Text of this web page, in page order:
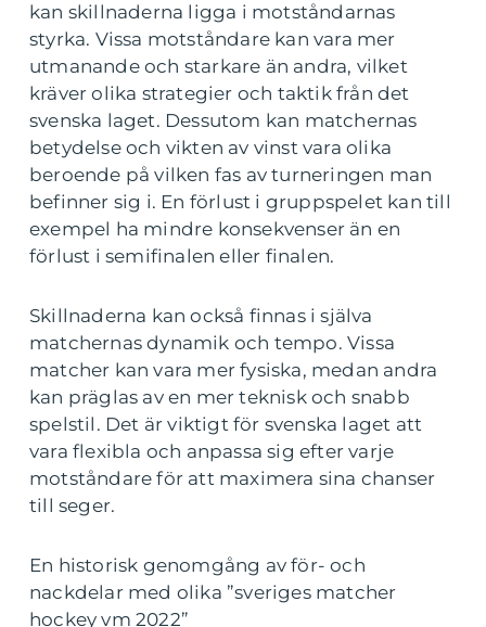
kan skillnaderna ligga i motståndarnas
styrka. Vissa motståndare kan vara mer
utmanande och starkare än andra, vilket
kräver olika strategier och taktik från det
svenska laget. Dessutom kan matchernas
betydelse och vikten av vinst vara olika
beroende på vilken fas av turneringen man
befinner sig i. En förlust i gruppspelet kan till
exempel ha mindre konsekvenser än en
förlust i semifinalen eller finalen.
Skillnaderna kan också finnas i själva
matchernas dynamik och tempo. Vissa
matcher kan vara mer fysiska, medan andra
kan präglas av en mer teknisk och snabb
spelstil. Det är viktigt för svenska laget att
vara flexibla och anpassa sig efter varje
motståndare för att maximera sina chanser
till seger.
En historisk genomgång av för- och
nackdelar med olika ”sveriges matcher
hockey vm 2022”